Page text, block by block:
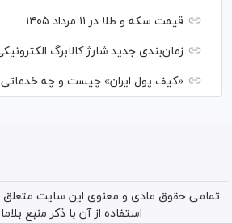
قیمت سکه و طلا در ۱۱ مرداد ۱۴۰۵
زمان‌بندی جدید شارژ کالابرگ
«کیف پول ایران» چیست و چه خدماتی
تمامی حقوق مادی و معنوی این سایت متعلق
استفاده از آن با ذکر منبع